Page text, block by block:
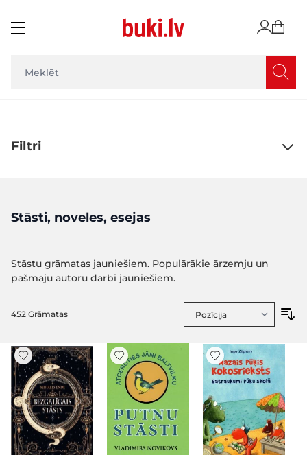
Filtri
Stāsti, noveles, esejas
Stāstu grāmatas jauniešiem. Populārākie ārzemju un
pašmāju autoru darbi jauniešiem.
452 Grāmatas